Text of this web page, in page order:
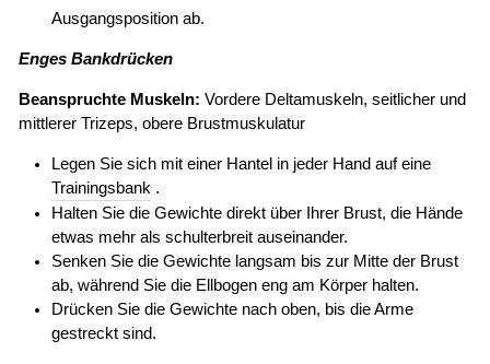
Ausgangsposition ab.
Enges Bankdrücken
Beanspruchte Muskeln: Vordere Deltamuskeln, seitlicher und
mittlerer Trizeps, obere Brustmuskulatur
Legen Sie sich mit einer Hantel in jeder Hand auf eine
Trainingsbank .
Halten Sie die Gewichte direkt über Ihrer Brust, die Hände
etwas mehr als schulterbreit auseinander.
Senken Sie die Gewichte langsam bis zur Mitte der Brust
ab, während Sie die Ellbogen eng am Körper halten.
Drücken Sie die Gewichte nach oben, bis die Arme
gestreckt sind.